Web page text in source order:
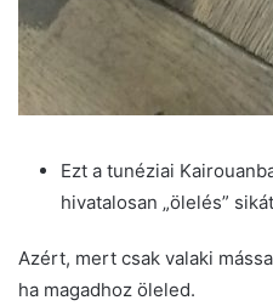
Ezt a tunéziai
hivatalosan „ölelés”
Azért, mert csak valaki
ha magadhoz öleled.